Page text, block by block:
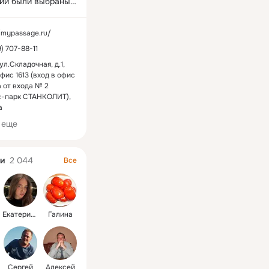
в Европе и
и
Vortice,
Faro,
Casafan,
Hunter.
707-88-11
д.1,
1613 (вход в офис
от входа № 2
парк СТАНКОЛИТ),
еще
2 044 Все
Екатeрина Галина